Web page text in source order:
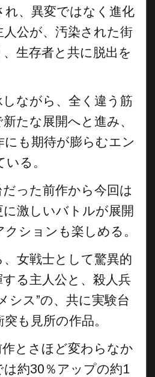
れ、異変ではなく進化
人公が、汚染された街
生存者と共に脱出を
ながら、全く違う筋
たな展開へと進み、
にも期待が膨らむエン
る。
った前作から今回は
激しいバトルが展開
ションも楽しめる。
女戦士として驚異的
る主人公と、殺人兵
シス”の、共に実験台
も見所の作品。
とさほど変わらなか
は約30％アップの約1